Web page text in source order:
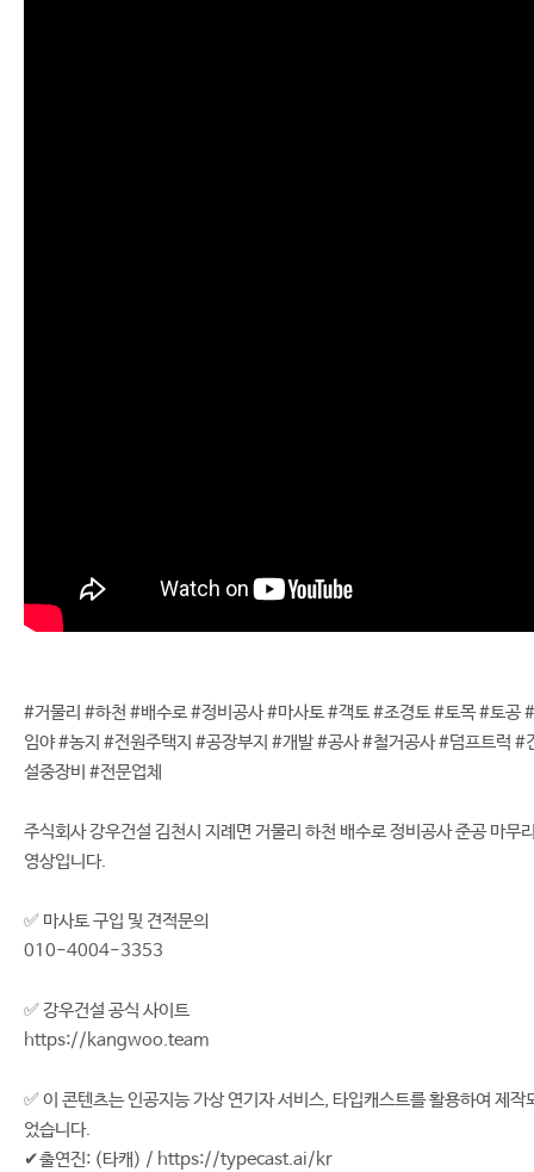
#거물리 #하천 #배수로 #정비공사 #마사토 #객토 #조경토 #토목 #토공 #
임야 #농지 #전원주택지 #공장부지 #개발 #공사 #철거공사 #덤프트럭 #
설중장비 #전문업체
주식회사 강우건설 김천시 지례면 거물리 하천 배수로 정비공사 준공 마무
영상입니다.
✅ 마사토 구입 및 견적문의
010-4004-3353
✅ 강우건설 공식 사이트
https://kangwoo.team
✅ 이 콘텐츠는 인공지능 가상 연기자 서비스, 타입캐스트를 활용하여 제작
었습니다.
✔출연진: (타캐) / https://typecast.ai/kr